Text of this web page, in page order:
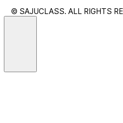
© SAJUCLASS. ALL RIGHTS